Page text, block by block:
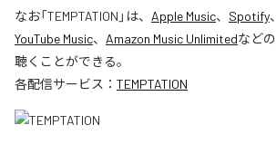
なお「TEMPTATION 」は、 Apple Music、 Spotify、
YouTube Music、 Amazon Music Unlimitedなど
聴くことができる。
各配信サービス： TEMPTATION